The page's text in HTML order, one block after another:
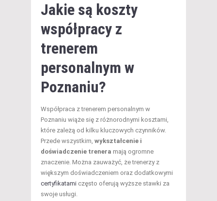
Jakie są koszty
współpracy z
trenerem
personalnym w
Poznaniu?
Współpraca z trenerem personalnym w
Poznaniu wiąże się z różnorodnymi kosztami,
które zależą od kilku kluczowych czynników.
Przede wszystkim, wykształcenie i
doświadczenie trenera mają ogromne
znaczenie. Można zauważyć, że trenerzy z
większym doświadczeniem oraz dodatkowymi
certyfikatami często oferują wyższe stawki za
swoje usługi.